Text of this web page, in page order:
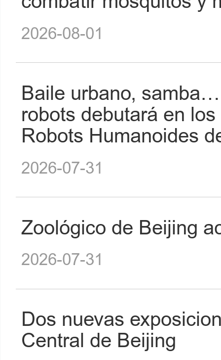
2026-08-01
Baile urbano,
robots debutará en
Robots Humanoides
2026-07-31
Zoológico de Beijing
2026-07-31
Dos nuevas
Central de Beijing